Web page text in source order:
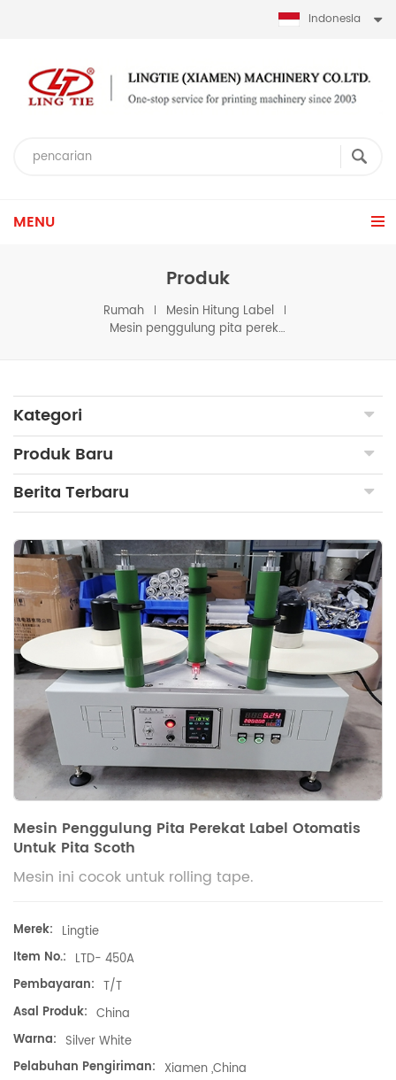
Indonesia
MENU
Produk
Rumah
Mesin Hitung Label
Mesin penggulung pita perekat label otomatis untuk pita scoth
Kategori
Produk Baru
Berita Terbaru
Mesin Penggulung Pita Perekat Label Otomatis
Untuk Pita Scoth
Mesin ini cocok untuk rolling tape.
Merek: Lingtie
Item No.: LTD- 450A
Pembayaran: T/T
Asal Produk: China
Warna: Silver White
Pelabuhan Pengiriman: Xiamen ,China